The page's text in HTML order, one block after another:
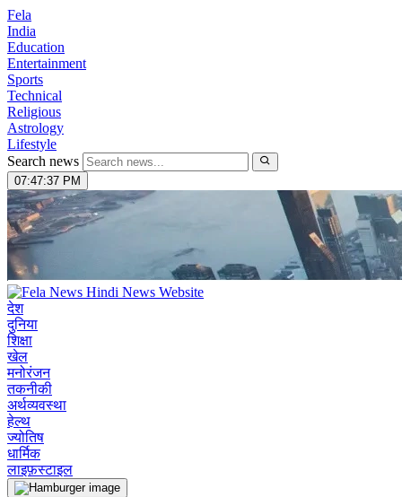
Fela
India
Education
Entertainment
Sports
Technical
Religious
Astrology
Lifestyle
Search news
07:47:38 PM
देश
दुनिया
शिक्षा
खेल
मनोरंजन
तकनीकी
अर्थव्यवस्था
हेल्थ
ज्योतिष
धार्मिक
लाइफ़स्टाइल